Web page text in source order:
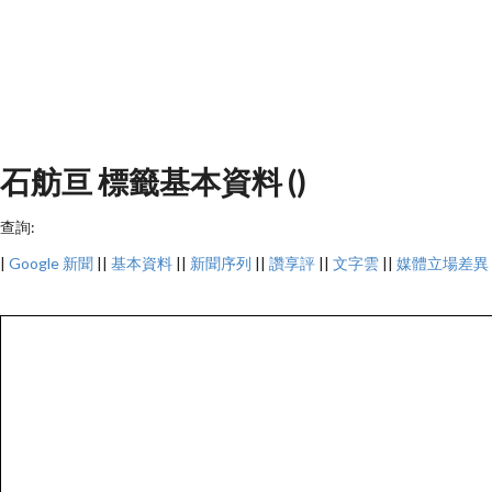
石舫亘 標籤基本資料 ()
查詢:
| Google 新聞 || 基本資料 || 新聞序列 || 讚享評 || 文字雲 || 媒體立場差異